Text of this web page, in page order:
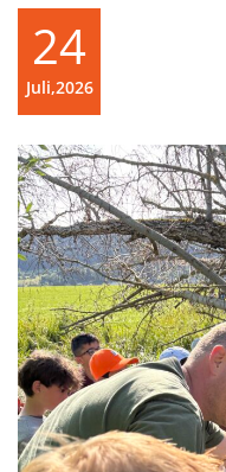
24
Juli,2026